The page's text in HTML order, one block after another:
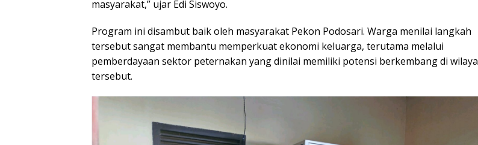
masyarakat,” ujar Edi Siswoyo.
Program ini disambut baik oleh masyarakat Pekon Podosari. Warga menilai langkah
tersebut sangat membantu memperkuat ekonomi keluarga, terutama melalui
pemberdayaan sektor peternakan yang dinilai memiliki potensi berkembang di
tersebut.